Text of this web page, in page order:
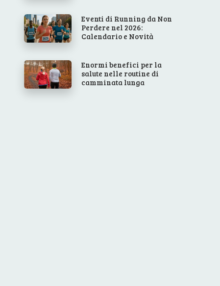
Eventi di Running da Non
Perdere nel 2026:
Calendario e Novità
Enormi benefici per la
salute nelle routine di
camminata lunga